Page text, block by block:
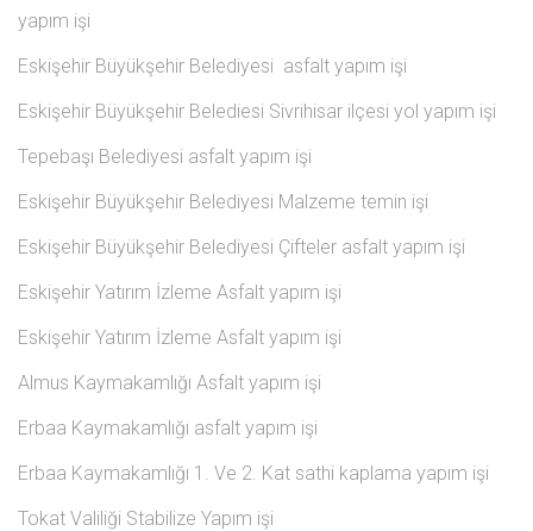
yapım işi
Eskişehir Büyükşehir Belediyesi asfalt yapım işi
Eskişehir Büyükşehir Belediesi Sivrihisar ilçesi yol yapım işi
Tepebaşı Belediyesi asfalt yapım işi
Eskişehir Büyükşehir Belediyesi Malzeme temin işi
Eskişehir Büyükşehir Belediyesi Çifteler asfalt yapım işi
Eskişehir Yatırım İzleme Asfalt yapım işi
Eskişehir Yatırım İzleme Asfalt yapım işi
Almus Kaymakamlığı Asfalt yapım işi
Erbaa Kaymakamlığı asfalt yapım işi
Erbaa Kaymakamlığı 1. Ve 2. Kat sathi kaplama yapım işi
Tokat Valiliği Stabilize Yapım işi